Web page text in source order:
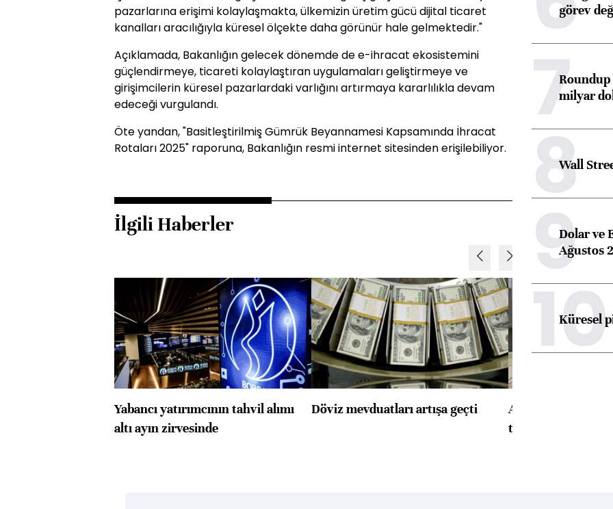
pazarlarına erişimi kolaylaşmakta, ülkemizin üretim gücü dijital ticaret
kanalları aracılığıyla küresel ölçekte daha görünür hale gelmektedir."
Açıklamada, Bakanlığın gelecek dönemde de e-ihracat ekosistemini
güçlendirmeye, ticareti kolaylaştıran uygulamaları geliştirmeye ve
girişimcilerin küresel pazarlardaki varlığını artırmaya kararlılıkla devam
edeceği vurgulandı.
Öte yandan, "Basitleştirilmiş Gümrük Beyannamesi Kapsamında İhracat
Rotaları 2025" raporuna, Bakanlığın resmi internet sitesinden erişilebiliyor.
İlgili Haberler
Yabancı yatırımcının tahvil alımı
altı ayın zirvesinde
Döviz mevduatları artışa geçti
ABD'de konut
toparlandı
görev
7Roundup
milyar
8
Wall
9Dolar ve
Ağustos
10
Küresel